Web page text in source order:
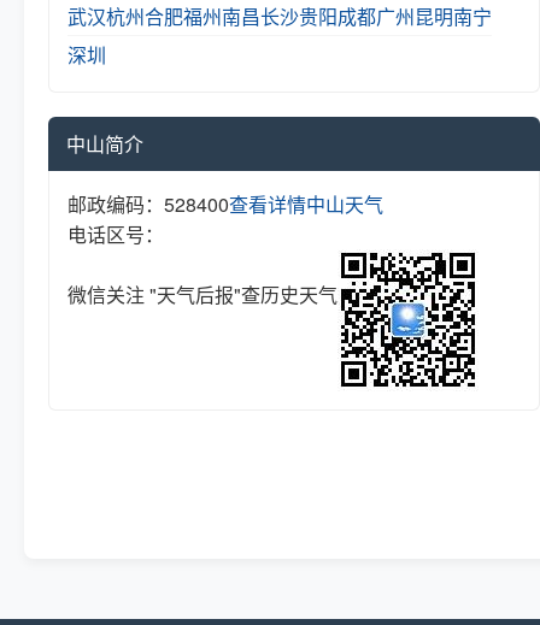
武汉杭州合肥福州南昌长沙贵阳成都广州昆明南宁
深圳
中山简介
邮政编码：528400
电话区号：
查看详情中山天气
微信关注 "天气后报"查历史天气